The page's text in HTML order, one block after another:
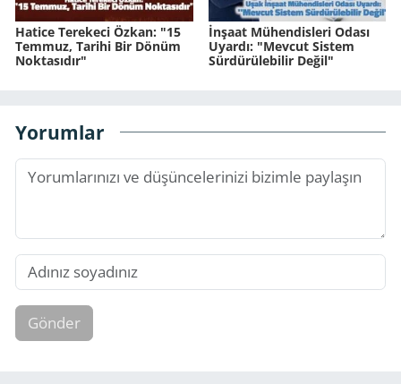
Hatice Terekeci Özkan: "15
Temmuz, Tarihi Bir Dönüm
Noktasıdır"
İnşaat Mühendisleri Odası
Uyardı: "Mevcut Sistem
Sürdürülebilir Değil"
Yorumlar
Gönder